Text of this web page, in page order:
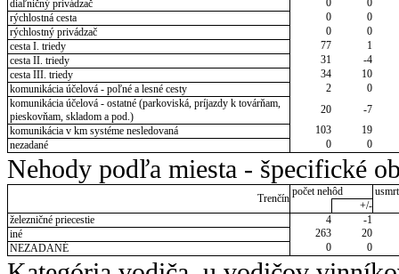
diaľničný privádzač
0
0
rýchlostná cesta
0
0
rýchlostný privádzač
0
0
cesta I. triedy
77
1
cesta II. triedy
31
-4
cesta III. triedy
34
10
komunikácia účelová - poľné a lesné cesty
2
0
komunikácia účelová - ostatné (parkoviská, príjazdy k továrňam,
pieskovňam, skladom a pod.)
20
-7
komunikácia v km systéme nesledovaná
103
19
nezadané
0 0
Nehody podľa miesta - špecifické
Trenčín
počet nehôd
+/-
železničné priecestie
4
-1
iné
263
20
NEZADANÉ
0 0